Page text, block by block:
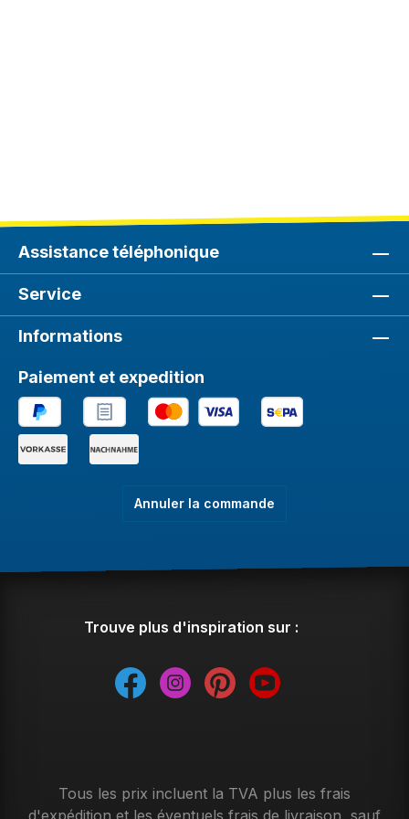
Assistance téléphonique
Service
Informations
Paiement et expedition
Annuler la commande
Trouve plus d'inspiration sur :
Tous les prix incluent la TVA plus les frais
d'expédition et les éventuels frais de livraison, sauf